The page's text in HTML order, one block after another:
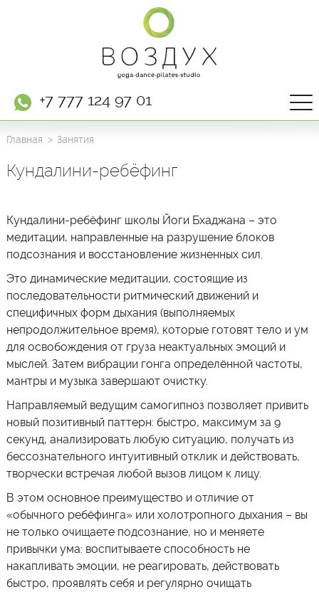
+7 777 124 97 01
Главная Занятия
Кундалини-ребёфинг
Кундалини-ребёфинг школы Йоги Бхаджана – это
медитации, направленные на разрушение блоков
подсознания и восстановление жизненных сил.
Это динамические медитации, состоящие из
последовательности ритмический движений и
специфичных форм дыхания (выполняемых
непродолжительное время), которые готовят тело и ум
для освобождения от груза неактуальных эмоций и
мыслей. Затем вибрации гонга определённой частоты,
мантры и музыка завершают очистку.
Направляемый ведущим самогипноз позволяет привить
новый позитивный паттерн: быстро, максимум за 9
секунд, анализировать любую ситуацию, получать из
бессознательного интуитивный отклик и действовать,
творчески встречая любой вызов лицом к лицу.
В этом основное преимущество и отличие от
«обычного ребёфинга» или холотропного дыхания – вы
не только очищаете подсознание, но и меняете
привычки ума: воспитываете способность не
накапливать эмоции, не реагировать, действовать
быстро, проявлять себя и регулярно очищать